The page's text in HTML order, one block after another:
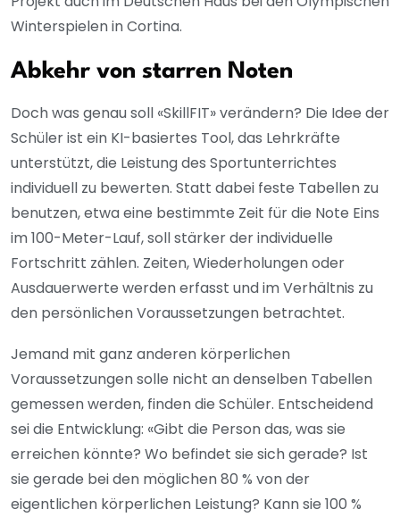
Winterspielen in Cortina.
Abkehr von starren Noten
Doch was genau soll «SkillFIT» verändern? Die Idee der
Schüler ist ein KI-basiertes Tool, das Lehrkräfte
unterstützt, die Leistung des Sportunterrichtes
individuell zu bewerten. Statt dabei feste Tabellen zu
benutzen, etwa eine bestimmte Zeit für die Note Eins
im 100-Meter-Lauf, soll stärker der individuelle
Fortschritt zählen. Zeiten, Wiederholungen oder
Ausdauerwerte werden erfasst und im Verhältnis zu
den persönlichen Voraussetzungen betrachtet.
Jemand mit ganz anderen körperlichen
Voraussetzungen solle nicht an denselben Tabellen
gemessen werden, finden die Schüler. Entscheidend
sei die Entwicklung: «Gibt die Person das, was sie
erreichen könnte? Wo befindet sie sich gerade? Ist
sie gerade bei den möglichen 80 % von der
eigentlichen körperlichen Leistung? Kann sie 100 %